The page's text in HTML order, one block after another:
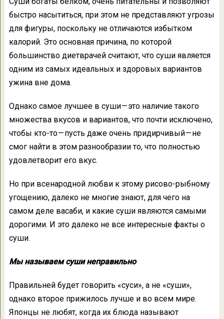
быстро насытиться, при этом не представляют угрозы
для фигуры, поскольку не отличаются избытком
калорий. Это основная причина, по которой
большинство диетврачей считают, что суши является
одним из самых идеальных и здоровых вариантов
ужина вне дома.
Однако самое лучшее в суши — это наличие такого
множества вкусов и вариантов, что почти исключено,
чтобы кто-то — пусть даже очень придирчивый — не
смог найти в этом разнообразии то, что полностью
удовлетворит его вкус.
Но при всенародной любви к этому рисово-рыбному
угощению, далеко не многие знают, для чего на
самом деле васаби, и какие суши являются самыми
дорогими. И это далеко не все интересные факты о
суши.
Мы называем суши неправильно
Правильней будет говорить «суси», а не «суши»,
однако второе прижилось лучше и во всем мире.
Японцы не любят, когда их блюда называют